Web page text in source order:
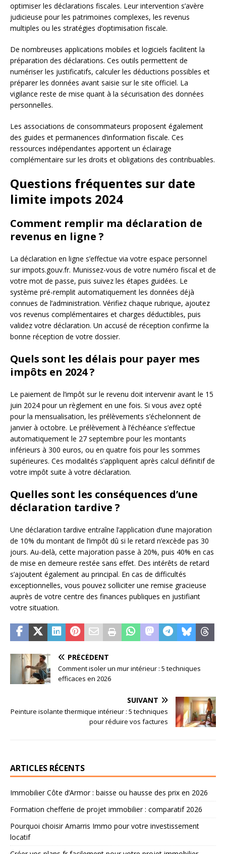
optimiser les déclarations fiscales. Leur intervention s’avère
judicieuse pour les patrimoines complexes, les revenus
multiples ou les stratégies d’optimisation fiscale.
De nombreuses applications mobiles et logiciels facilitent la
préparation des déclarations. Ces outils permettent de
numériser les justificatifs, calculer les déductions possibles et
préparer les données avant saisie sur le site officiel. La
vigilance reste de mise quant à la sécurisation des données
personnelles.
Les associations de consommateurs proposent également
des guides et permanences d’information fiscale. Ces
ressources indépendantes apportent un éclairage
complémentaire sur les droits et obligations des contribuables.
Questions fréquentes sur date
limite impots 2024
Comment remplir ma déclaration de
revenus en ligne ?
La déclaration en ligne s’effectue via votre espace personnel
sur impots.gouv.fr. Munissez-vous de votre numéro fiscal et de
votre mot de passe, puis suivez les étapes guidées. Le
système pré-remplit automatiquement les données déjà
connues de l’administration. Vérifiez chaque rubrique, ajoutez
vos revenus complémentaires et charges déductibles, puis
validez votre déclaration. Un accusé de réception confirme la
bonne réception de votre dossier.
Quels sont les délais pour payer mes
impôts en 2024 ?
Le paiement de l’impôt sur le revenu doit intervenir avant le 15
juin 2024 pour un règlement en une fois. Si vous avez opté
pour la mensualisation, les prélèvements s’échelonnent de
janvier à octobre. Le prélèvement à l’échéance s’effectue
automatiquement le 27 septembre pour les montants
inférieurs à 300 euros, ou en quatre fois pour les sommes
supérieures. Ces modalités s’appliquent après calcul définitif de
votre impôt suite à votre déclaration.
Quelles sont les conséquences d’une
déclaration tardive ?
Une déclaration tardive entraîne l’application d’une majoration
de 10% du montant de l’impôt dû si le retard n’excède pas 30
jours. Au-delà, cette majoration passe à 20%, puis 40% en cas
de mise en demeure restée sans effet. Des intérêts de retard
s’ajoutent également au principal. En cas de difficultés
exceptionnelles, vous pouvez solliciter une remise gracieuse
auprès de votre centre des finances publiques en justifiant
votre situation.
PRÉCÉDENT
Comment isoler un mur intérieur : 5 techniques
efficaces en 2026
SUIVANT
Peinture isolante thermique intérieur : 5 techniques
pour réduire vos factures
ARTICLES RÉCENTS
Immobilier Côte d’Armor : baisse ou hausse des prix en 2026
Formation chefferie de projet immobilier : comparatif 2026
Pourquoi choisir Amarris Immo pour votre investissement
locatif